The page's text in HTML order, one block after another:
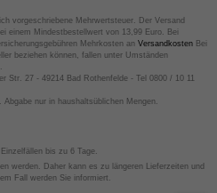
vorgeschriebene Mehrwertsteuer. Der Versand
einem Mindestbestellwert von 13,99 Euro. Bei
Mehrkosten an VersandkostenBei
beziehen können, fallen unter Umständen
Str. 27 - 49214 Bad Rothenfelde - Tel 0800 / 10 11
nur in haushaltsüblichen Mengen.
bis zu 6 Tage.
werden. Daher kann es zu längeren Lieferzeiten und
Fall werden Sie informiert.